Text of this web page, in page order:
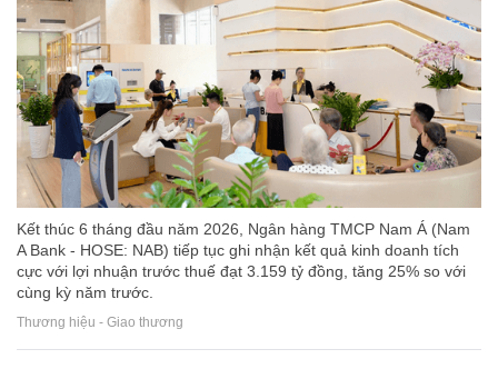
Kết thúc 6 tháng đầu năm 2026, Ngân hàng TMCP Nam Á (Nam
A Bank - HOSE: NAB) tiếp tục ghi nhận kết quả kinh doanh tích
cực với lợi nhuận trước thuế đạt 3.159 tỷ đồng, tăng 25% so với
cùng kỳ năm trước.
Thương hiệu - Giao thương